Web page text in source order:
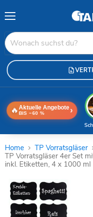
🔥 Aktuelle Angebote
BIS −60 % ›
Home
TP Vorratsgläser
TP Vorratsgläser 4er Set
inkl. Etiketten, 4 x 1000 ml